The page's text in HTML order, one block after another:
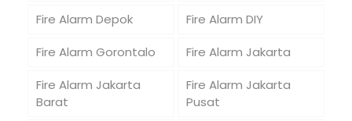
Fire Alarm Depok
Fire Alarm DIY
Fire Alarm Gorontalo
Fire Alarm Jakarta
Fire Alarm Jakarta
Barat
Fire Alarm Jakarta
Pusat